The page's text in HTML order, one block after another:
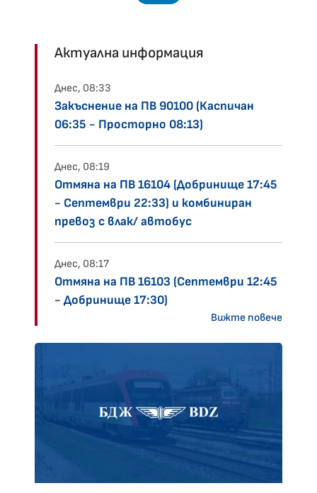
Актуална информация
Днес, 08:33
Закъснение на ПВ 90100 (Каспичан
06:35 - Просторно 08:13)
Днес, 08:19
Отмяна на ПВ 16104 (Добринище 17:45
- Септември 22:33) и комбиниран
превоз с влак/ автобус
Днес, 08:17
Отмяна на ПВ 16103 (Септември 12:45
- Добринище 17:30)
Вижте повече